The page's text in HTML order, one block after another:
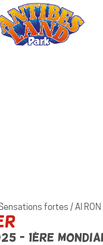
fortes /AI
- 1ère